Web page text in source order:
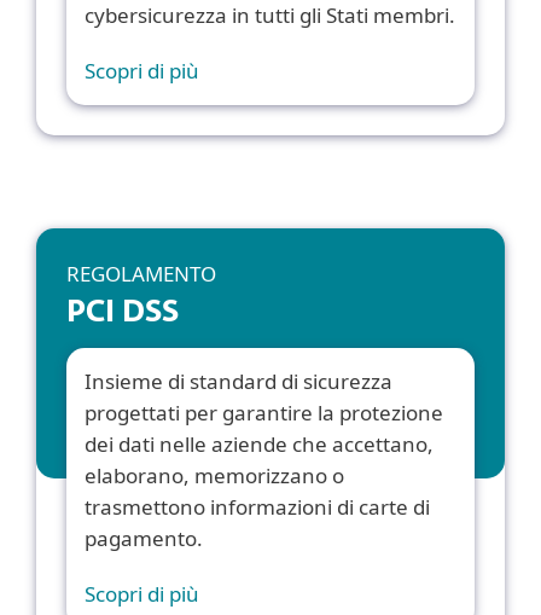
cybersicurezza in tutti gli Stati membri.
Scopri di più
REGOLAMENTO
PCI DSS
Insieme di standard di sicurezza
progettati per garantire la protezione
dei dati nelle aziende che accettano,
elaborano, memorizzano o
trasmettono informazioni di carte di
pagamento.
Scopri di più